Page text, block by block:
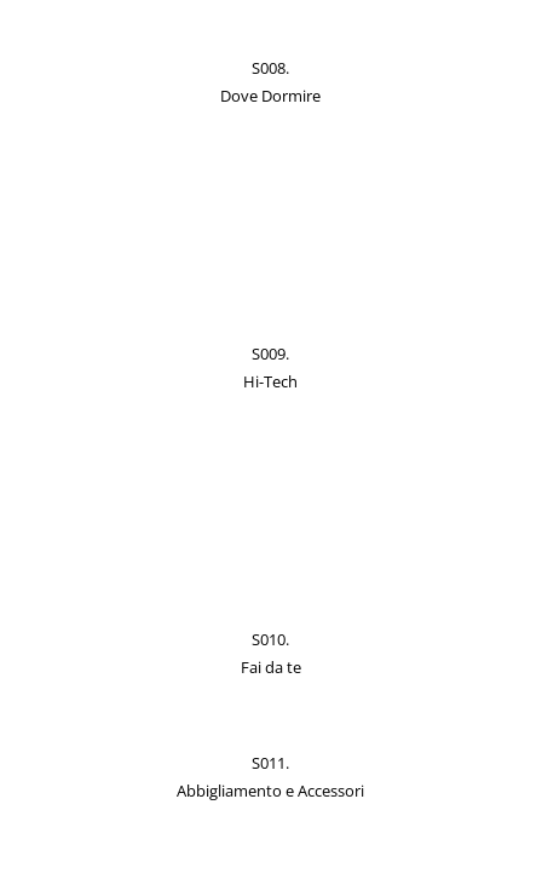
S008.
Dove Dormire
S009.
Hi-Tech
S010.
Fai da te
S011.
Abbigliamento e Accessori